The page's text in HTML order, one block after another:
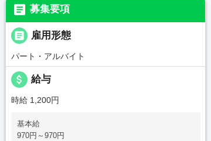
 募集要項
 雇用形態
パート・アルバイト
attach_money 給与
時給 1,200円
基本給
970円～970円